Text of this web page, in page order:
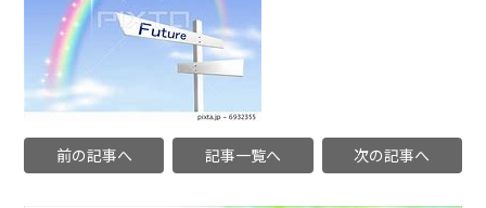
前の記事へ 記事一覧へ 次の記事へ